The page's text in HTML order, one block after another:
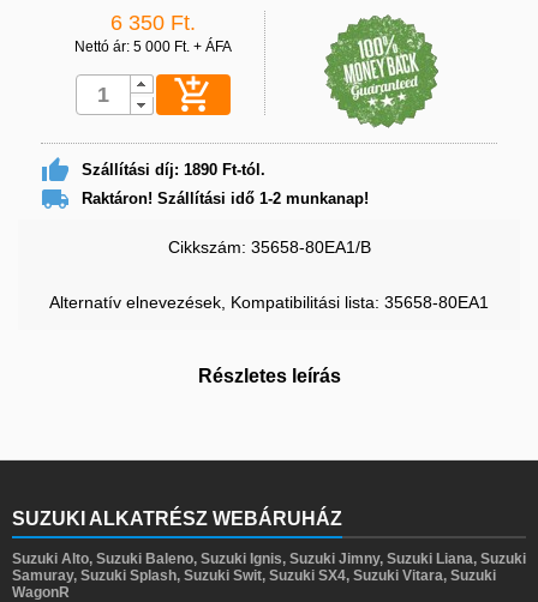
6 350 Ft.
Nettó ár: 5 000 Ft. + ÁFA

 Szállítási díj: 1890 Ft-tól.
 Raktáron! Szállítási idő 1-2 munkanap!
Cikkszám: 35658-80EA1/B
Alternatív elnevezések, Kompatibilitási lista: 35658-80EA1
Részletes leírás
SUZUKI ALKATRÉSZ WEBÁRUHÁZ
Suzuki Alto, Suzuki Baleno, Suzuki Ignis, Suzuki Jimny, Suzuki Liana, Suzuki
Samuray, Suzuki Splash, Suzuki Swit, Suzuki SX4, Suzuki Vitara, Suzuki
WagonR